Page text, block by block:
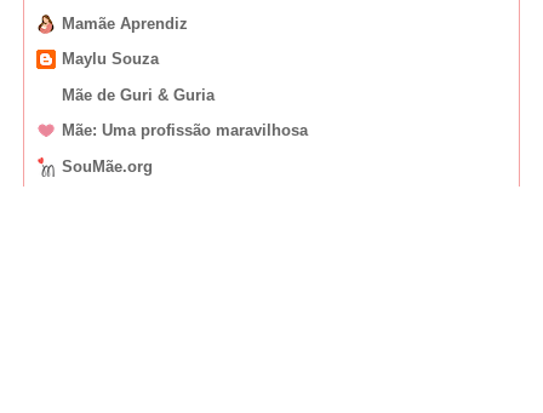
Mamãe Aprendiz
Maylu Souza
Mãe de Guri & Guria
Mãe: Uma profissão maravilhosa
SouMãe.org